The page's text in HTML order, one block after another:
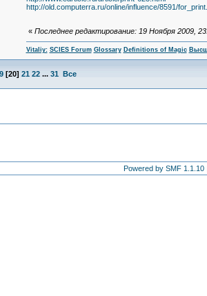
http://old.computerra.ru/online/influence/8591/
« Последнее редактирование: 19 Ноября 2009,
Vitaliy: SCIES Forum Glossary Definitions of Magic
[20] 21 22 ... 31 Все
Powered by SMF 1.1.10